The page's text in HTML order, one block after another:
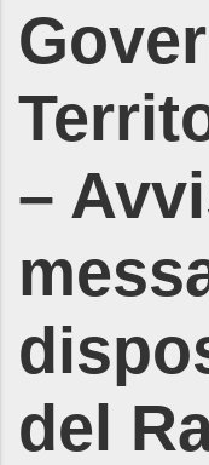
–
del